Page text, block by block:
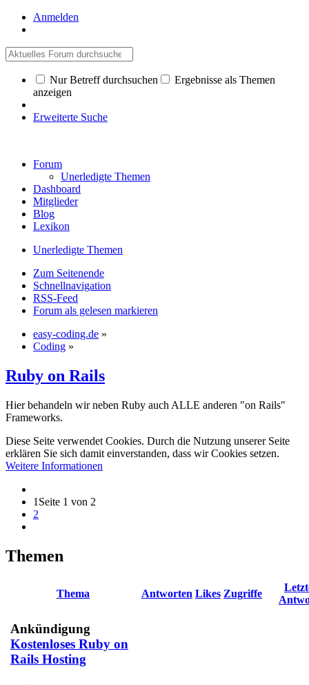
Anmelden
Nur Betreff durchsuchen
Ergebnisse als Themen
anzeigen
Erweiterte Suche
Forum
Unerledigte Themen
Dashboard
Mitglieder
Blog
Lexikon
Unerledigte Themen
Zum Seitenende
Schnellnavigation
RSS-Feed
Forum als gelesen markieren
easy-coding.de »
Coding »
Ruby on Rails
Hier behandeln wir neben Ruby auch ALLE anderen "on Rails"
Frameworks.
Diese Seite verwendet Cookies. Durch die Nutzung unserer Seite
erklären Sie sich damit einverstanden, dass wir Cookies setzen.
Weitere Informationen
1 Seite 1 von 2
2
Themen
Thema Antworten Likes Zugriffe
Ankündigung
Kostenloses Ruby on
Rails Hosting